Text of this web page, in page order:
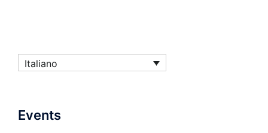
Italiano
Events